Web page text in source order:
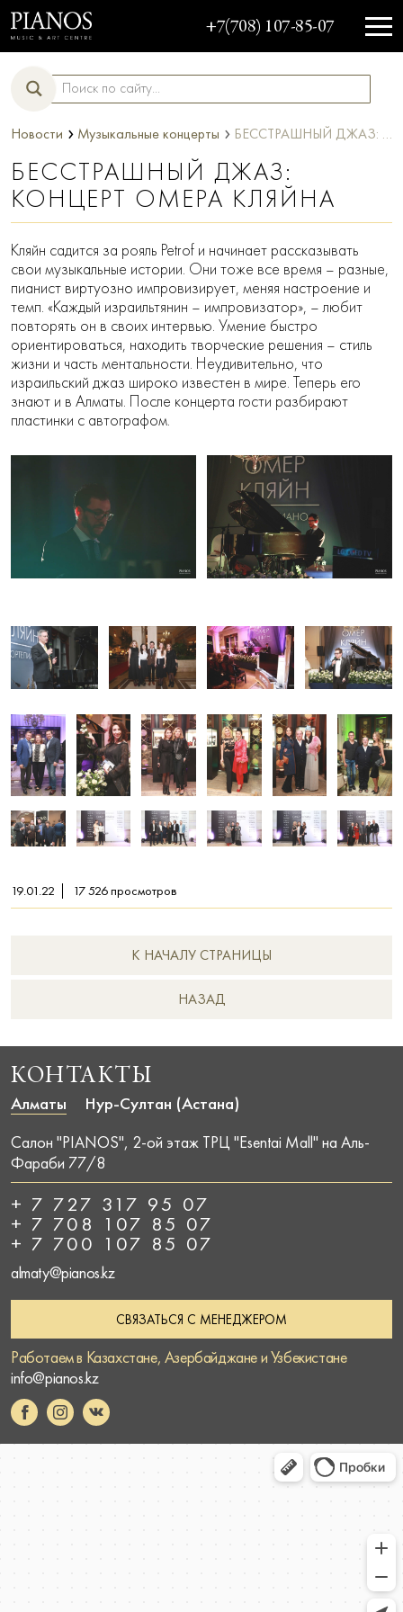
+7(708) 107-85-07
Новости › Музыкальные концерты › БЕССТРАШНЫЙ ДЖАЗ: КОНЦЕРТ ОМЕРА КЛЯЙНА
БЕССТРАШНЫЙ ДЖАЗ:
КОНЦЕРТ ОМЕРА КЛЯЙНА
Кляйн садится за рояль Petrof и начинает рассказывать
свои музыкальные истории. Они тоже все время – разные,
пианист виртуозно импровизирует, меняя настроение и
темп. «Каждый израильтянин – импровизатор», – любит
повторять он в своих интервью. Умение быстро
ориентироваться, находить творческие решения – стиль
жизни и часть ментальности. Неудивительно, что
израильский джаз широко известен в мире. Теперь его
знают и в Алматы. После концерта гости разбирают
пластинки с автографом.
19.01.22 17 526просмотров
К НАЧАЛУ СТРАНИЦЫ
НAЗАД
КОНТАКТЫ
Алматы Нур-Султан (Астана)
Салон "PIANOS", 2-ой этаж ТРЦ "Esentai Mall" на Аль-
Фараби 77/8
+ 7 727 317 95 07
+ 7 708 107 85 07
+ 7 700 107 85 07
almaty@pianos.kz
СВЯЗАТЬСЯ С МЕНЕДЖЕРОМ
Работаем в Казахстане, Азербайджане и Узбекистане
info@pianos.kz